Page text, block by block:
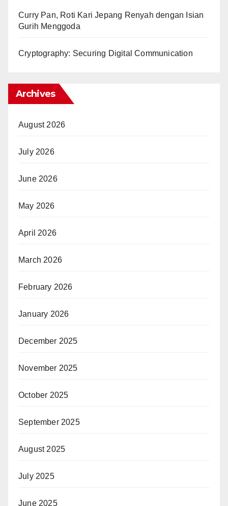
Curry Pan, Roti Kari Jepang Renyah dengan Isian
Gurih Menggoda
Cryptography: Securing Digital Communication
Archives
August 2026
July 2026
June 2026
May 2026
April 2026
March 2026
February 2026
January 2026
December 2025
November 2025
October 2025
September 2025
August 2025
July 2025
June 2025